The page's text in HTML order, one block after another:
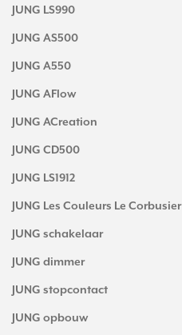
JUNG LS990
JUNG AS500
JUNG A550
JUNG AFlow
JUNG ACreation
JUNG CD500
JUNG LS1912
JUNG Les Couleurs Le Corbusier
JUNG schakelaar
JUNG dimmer
JUNG stopcontact
JUNG opbouw